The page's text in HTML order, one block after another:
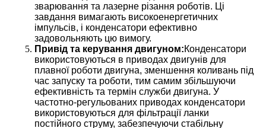
зварювання та лазерне різання роботів. Ці
завдання вимагають високоенергетичних
імпульсів, і конденсатори ефективно
задовольняють цю вимогу.
Привід та керування двигуном:Конденсатори
використовуються в приводах двигунів для
плавної роботи двигуна, зменшення коливань під
час запуску та роботи, тим самим збільшуючи
ефективність та термін служби двигуна. У
частотно-регульованих приводах конденсатори
використовуються для фільтрації ланки
постійного струму, забезпечуючи стабільну